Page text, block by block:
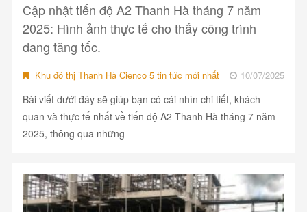
Cập nhật tiến độ A2 Thanh Hà tháng 7 năm
2025: Hình ảnh thực tế cho thấy công trình
đang tăng tốc.
Khu đô thị Thanh Hà Cienco 5 tin tức mới nhất 10/07/2025
Bài viết dưới đây sẽ giúp bạn có cái nhìn chi tiết, khách
quan và thực tế nhất về tiến độ A2 Thanh Hà tháng 7 năm
2025, thông qua những